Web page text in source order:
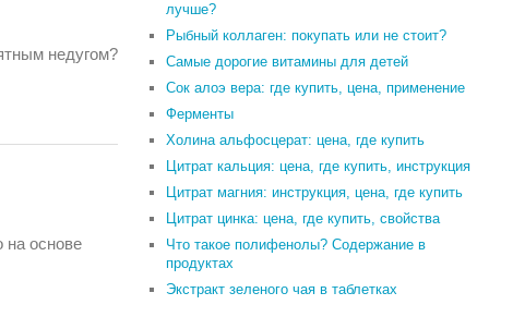
недугом?
на основе
лучше?
Рыбный коллаген: покупать или не стоит?
Самые дорогие витамины для детей
Сок алоэ вера: где купить, цена, применение
Ферменты
Холина альфосцерат: цена, где купить
Цитрат кальция: цена, где купить, инструкция
Цитрат магния: инструкция, цена, где купить
Цитрат цинка: цена, где купить, свойства
Что такое полифенолы? Содержание в
продуктах
Экстракт зеленого чая в таблетках